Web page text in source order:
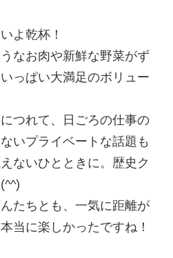
よ乾杯！
なお⾁や新鮮な野菜がず
っぱい⼤満⾜のボリュー
つれて、⽇ごろの仕事の
いプライベートな話題も
ないひとときに。歴史ク
たちとも、⼀気に距離が
当に楽しかったですね！